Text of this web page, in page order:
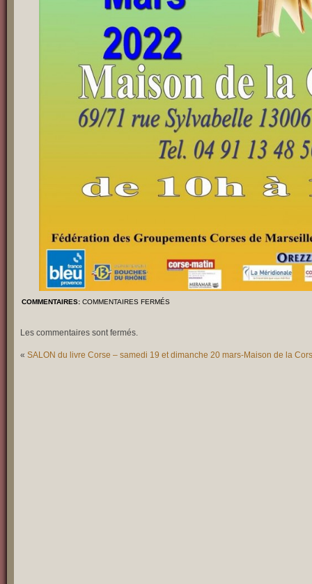
COMMENTAIRES: COMMENTAIRES FERMÉS
Les commentaires sont fermés.
« SALON du livre Corse – samedi 19 et dimanche 20 mars-Maison de la